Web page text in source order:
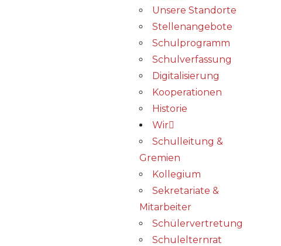
Unsere Standorte
Stellenangebote
Schulprogramm
Schulverfassung
Digitalisierung
Kooperationen
Historie
Wir
Schulleitung &
Gremien
Kollegium
Sekretariate &
Mitarbeiter
Schülervertretung
Schulelternrat